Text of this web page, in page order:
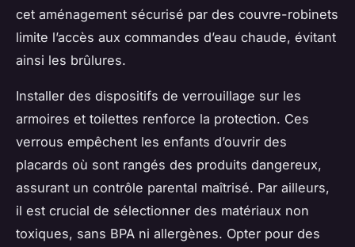
cet aménagement sécurisé par des couvre-robinets
limite l’accès aux commandes d’eau chaude, évitant
ainsi les brûlures.
Installer des dispositifs de verrouillage sur les
armoires et toilettes renforce la protection. Ces
verrous empêchent les enfants d’ouvrir des
placards où sont rangés des produits dangereux,
assurant un contrôle parental maîtrisé. Par ailleurs,
il est crucial de sélectionner des matériaux non
toxiques, sans BPA ni allergènes. Opter pour des